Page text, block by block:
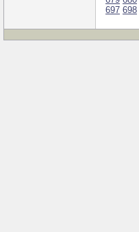
697 698